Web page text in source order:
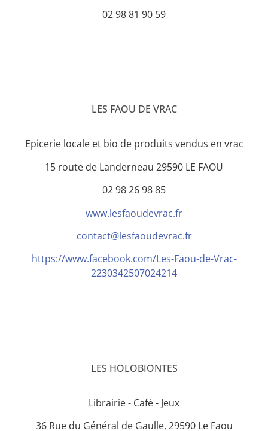
02 98 81 90 59
LES FAOU DE VRAC
Epicerie locale et bio de produits vendus en vrac
15 route de Landerneau 29590 LE FAOU
02 98 26 98 85
www.lesfaoudevrac.fr
contact@lesfaoudevrac.fr
https://www.facebook.com/Les-Faou-de-Vrac-
2230342507024214
LES HOLOBIONTES
Librairie - Café - Jeux
36 Rue du Général de Gaulle, 29590 Le Faou